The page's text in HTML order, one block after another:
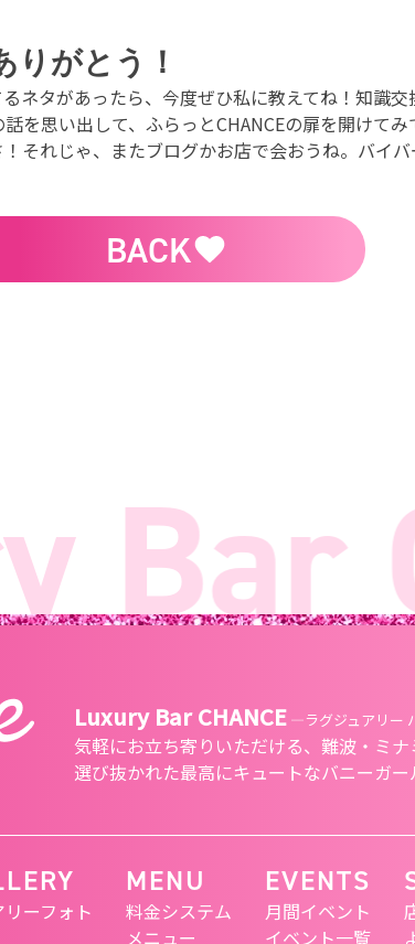
がとう！
ネタがあったら、今度ぜひ私に教えてね！知識交
を思い出して、ふらっとCHANCEの扉を開けて
それじゃ、またブログかお店で会おうね。バイバ
BACK
Luxury Bar CHANCE ―ラグジュアリー
気軽にお立ち寄りいただける、 難波・ミ
選び抜かれた最高にキュートなバニーガー
ーフォト
MENU
料金システム
メニュー
EVENTS
月間イベント
イベント一覧